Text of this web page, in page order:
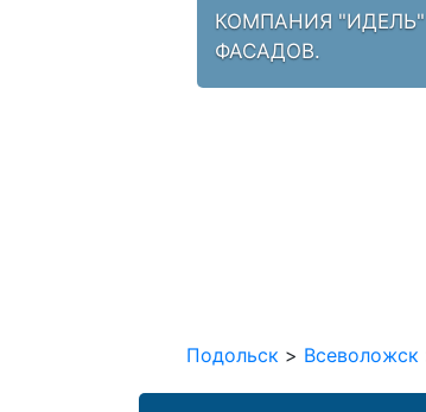
КОМПАНИЯ
ФАСАДОВ.
Подольск > Всеволожск